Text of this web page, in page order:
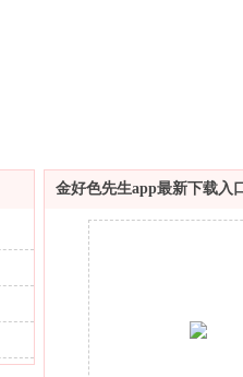
金好色先生app最新下载入